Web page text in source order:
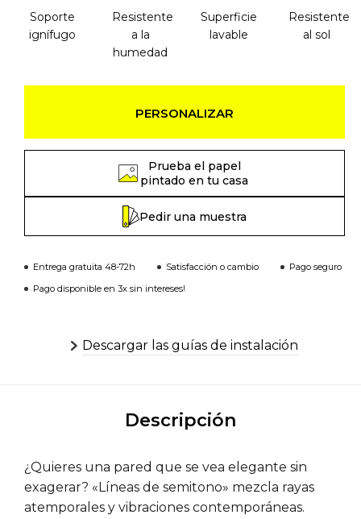
Soporte
ignífugo
Resistente
a la
humedad
Superficie
lavable
Resistente
al sol
PERSONALIZAR
Prueba el papel
pintado en tu casa
Pedir una muestra
Entrega gratuita 48-72h Satisfacción o cambio
Pago seguro
Pago disponible en 3x sin intereses!
Descargar las guías de instalación
Descripción
¿Quieres una pared que se vea elegante sin
exagerar? «Líneas de semitono» mezcla rayas
atemporales y vibraciones contemporáneas.